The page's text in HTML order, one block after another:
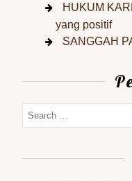
HUKUM
yang positif
SANGGAH